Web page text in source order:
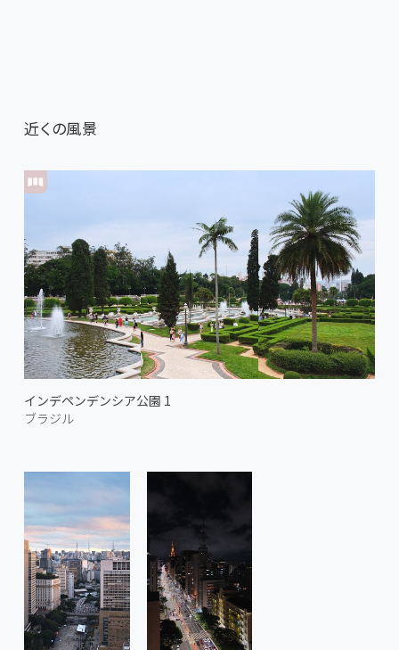
近くの風景
インデペンデンシア公園 1
ブラジル